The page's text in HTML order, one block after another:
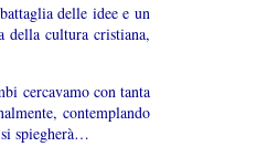
delle idee e un
della cultura cristiana,
cercavamo con tanta
contemplando
spiegherà…